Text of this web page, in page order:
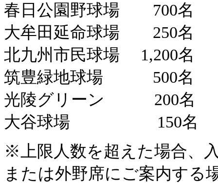
春日公園野球場 700名
大牟田延命球場 250名
北九州市民球場 1,200名
筑豊緑地球場 500名
光陵グリーン 200名
大谷球場 150名
※上限人数を超えた場合、
または外野席にご案内する